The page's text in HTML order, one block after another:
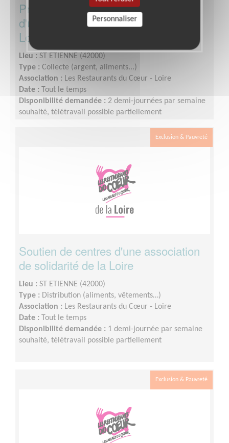
Prospecteur de dons alimentaires
d'une association de solidarité de la
Loire
Lieu : ST ETIENNE (42000)
Type : Collecte (argent, aliments...)
Association : Les Restaurants du Cœur - Loire
Date : Tout le temps
Disponibilité demandée : 2 demi-journées par semaine
souhaité, télétravail possible partiellement
Exclusion & Pauvreté
Soutien de centres d'une association
de solidarité de la Loire
Lieu : ST ETIENNE (42000)
Type : Distribution (aliments, vêtements…)
Association : Les Restaurants du Cœur - Loire
Date : Tout le temps
Disponibilité demandée : 1 demi-journée par semaine
souhaité, télétravail possible partiellement
Exclusion & Pauvreté
Personnaliser